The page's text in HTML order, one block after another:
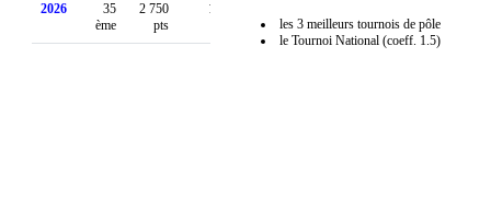
2026
35
ème
2 750
pts
1
les 3 meilleurs tournois de pôle
le Tournoi National (coeff. 1.5)